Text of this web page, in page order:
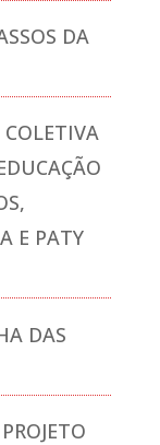
DA
COLETIVA
E PATY
DAS